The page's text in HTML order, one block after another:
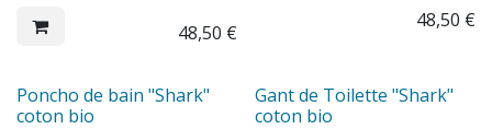
48,50 €
48,50 €
Poncho de bain "Shark"
coton bio
Gant de Toilette "Shark"
coton bio